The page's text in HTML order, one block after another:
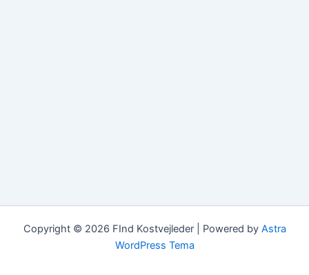
Copyright © 2026 FInd Kostvejleder | Powered by Astra
WordPress Tema